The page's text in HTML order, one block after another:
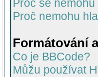
Proč se
Proč nemohu
Formátování
Co je BBCode?
Můžu používat